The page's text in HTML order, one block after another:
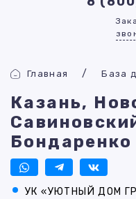
Главная База
Казань,
Бондаренко
УК «УЮТНЫЙ ДОМ